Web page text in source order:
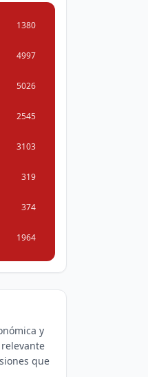
1380
4997
5026
2545
3103
319
374
1964
y
que